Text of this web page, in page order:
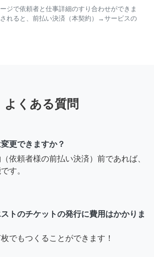
ジで依頼者と仕事詳細のすり合わせができま
れると、前払い決済（本契約）→サービスの
よくある質問
更できますか？
依頼者様の前払い決済）前であれば、
す。
トのチケットの発行に費用はかかりま
でもつくることができます！